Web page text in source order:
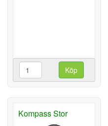
Köp
Kompass Stor